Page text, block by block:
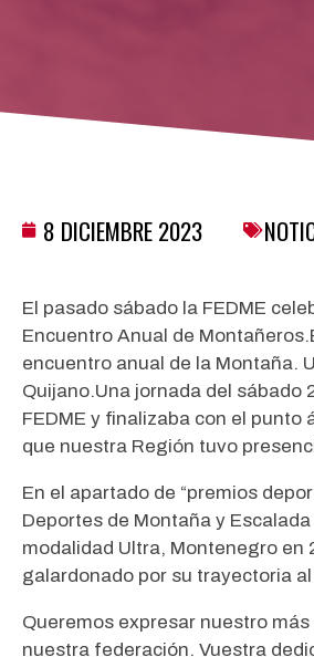
8 DICIEMBRE 2023
El pasado sábado la FEDME
Encuentro Anual de Montañeros.
encuentro anual de la Montaña.
Quijano.Una jornada del sábado
FEDME y finalizaba con el
que nuestra Región tuvo
En el apartado de “premios
Deportes de Montaña y
modalidad Ultra, Montenegro
galardonado por su trayectoria
Queremos expresar nuestro
nuestra federación. Vuestra